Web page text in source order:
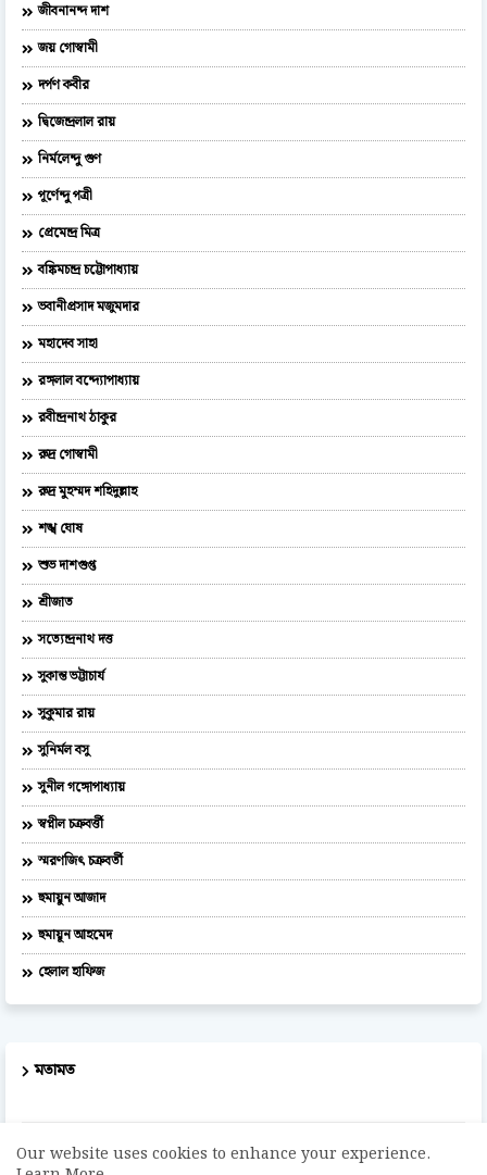
জীবনানন্দ দাশ
জয় গোস্বামী
দর্পণ কবীর
দ্বিজেন্দ্রলাল রায়
নির্মলেন্দু গুণ
পূর্ণেন্দু পত্রী
প্রেমেন্দ্র মিত্র
বঙ্কিমচন্দ্র চট্টোপাধ্যায়
ভবানীপ্রসাদ মজুমদার
মহাদেব সাহা
রঙ্গলাল বন্দ্যোপাধ্যায়
রবীন্দ্রনাথ ঠাকুর
রুদ্র গোস্বামী
রুদ্র মুহম্মদ শহিদুল্লাহ
শঙ্খ ঘোষ
শুভ দাশগুপ্ত
শ্রীজাত
সত্যেন্দ্রনাথ দত্ত
সুকান্ত ভট্টাচার্য
সুকুমার রায়
সুনির্মল বসু
সুনীল গঙ্গোপাধ্যায়
স্বপ্নীল চক্রবর্ত্তী
স্মরণজিৎ চক্রবর্তী
হুমায়ুন আজাদ
হুমায়ূন আহমেদ
হেলাল হাফিজ
মতামত
Sonali Sakal
Our website uses cookies to enhance your experience.